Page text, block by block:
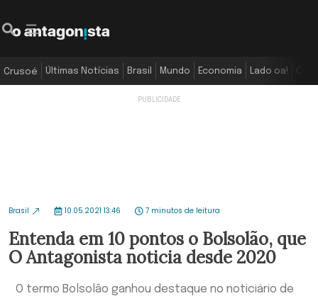
Crusoé Últimas Notícias Brasil Mundo Economia Lado oa!
Brasil 10.05.2021 13:46 7 minutos de leitura
Entenda em 10 pontos o Bolsolão, que
O Antagonista noticia desde 2020
O termo Bolsolão ganhou destaque no noticiário de